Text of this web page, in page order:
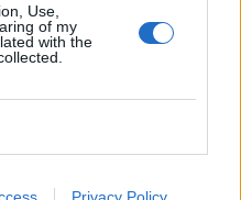
Use,
of my
with the
Privacy Policy